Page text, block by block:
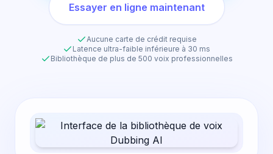
Essayer en ligne maintenant
Aucune carte de crédit requise
Latence ultra-faible inférieure à 30 ms
Bibliothèque de plus de 500 voix professionnelles